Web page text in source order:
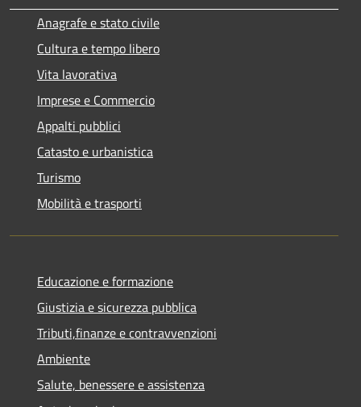
Anagrafe e stato civile
Cultura e tempo libero
Vita lavorativa
Imprese e Commercio
Appalti pubblici
Catasto e urbanistica
Turismo
Mobilità e trasporti
Educazione e formazione
Giustizia e sicurezza pubblica
Tributi,finanze e contravvenzioni
Ambiente
Salute, benessere e assistenza